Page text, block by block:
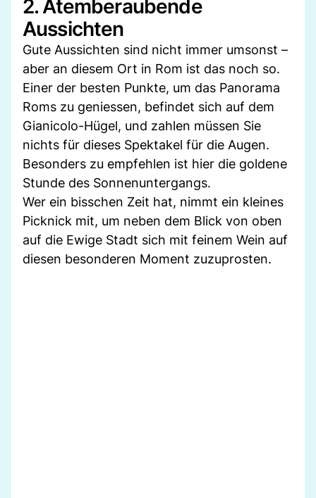
2. Atemberaubende
Aussichten
Gute Aussichten sind nicht immer umsonst –
aber an diesem Ort in Rom ist das noch so.
Einer der besten Punkte, um das Panorama
Roms zu geniessen, befindet sich auf dem
Gianicolo-Hügel, und zahlen müssen Sie
nichts für dieses Spektakel für die Augen.
Besonders zu empfehlen ist hier die goldene
Stunde des Sonnenuntergangs.
Wer ein bisschen Zeit hat, nimmt ein kleines
Picknick mit, um neben dem Blick von oben
auf die Ewige Stadt sich mit feinem Wein auf
diesen besonderen Moment zuzuprosten.